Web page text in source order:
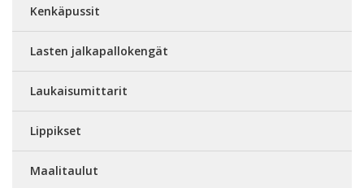
Kenkäpussit
Lasten jalkapallokengät
Laukaisumittarit
Lippikset
Maalitaulut